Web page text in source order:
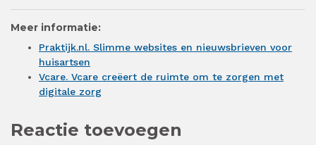
Meer informatie:
Praktijk.nl. Slimme websites en nieuwsbrieven voor
huisartsen
Vcare. Vcare creëert de ruimte om te zorgen met
digitale zorg
Reactie toevoegen